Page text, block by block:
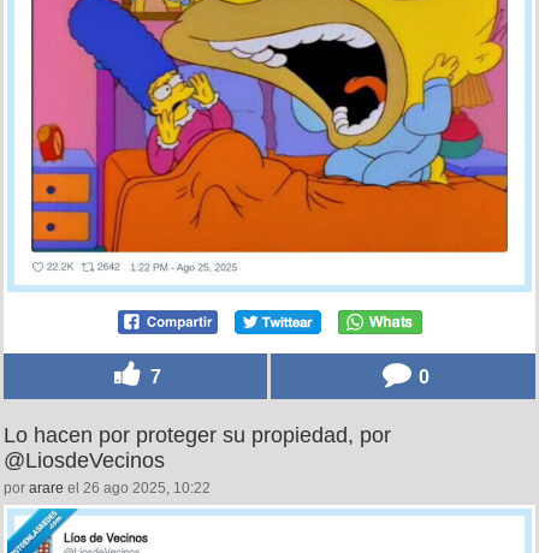
7 0
Lo hacen por proteger su propiedad, por
@LiosdeVecinos
por arare el 26 ago 2025, 10:22